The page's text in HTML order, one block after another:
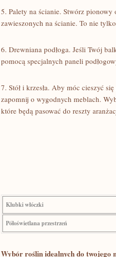
5. Palety na ścianie. Stwórz
zawieszonych na ścianie. ⁢To⁣ nie
6. Drewniana ⁣podłoga. Jeśli Twój
pomocą specjalnych paneli
7. Stół i krzesła. Aby ​móc cieszyć
zapomnij o wygodnych meblach.
‌które będą pasować do reszty
Klubki włóczki
Półoświetlana przestrzeń
Wybór roślin idealnych do twojego